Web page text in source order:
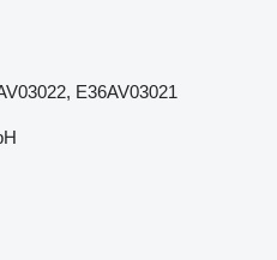
E36AV03021